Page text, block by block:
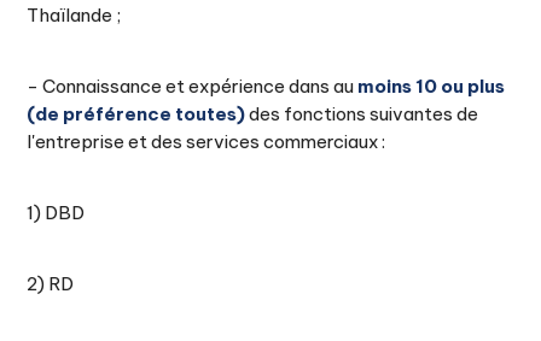
Thaïlande ;
- Connaissance et expérience dans au moins 10 ou plus
(de préférence toutes)des fonctions suivantes de
l'entreprise et des services commerciaux :
1) DBD
2) RD